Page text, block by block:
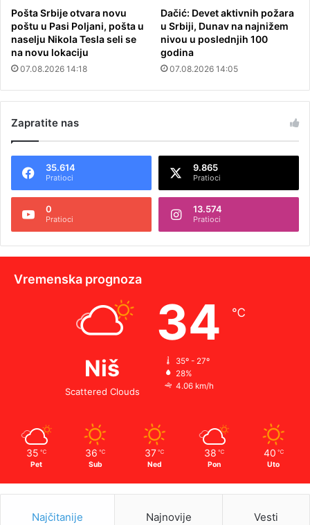
Pošta Srbije otvara novu
poštu u Pasi Poljani, pošta u
naselju Nikola Tesla seli se
na novu lokaciju
07.08.2026 14:18
Dačić: Devet aktivnih požara
u Srbiji, Dunav na najnižem
nivou u poslednjih 100
godina
07.08.2026 14:05
Zapratite nas
35.614
Pratioci
9.865
Pratioci
0
Pratioci
13.574
Pratioci
Vremenska prognoza
Niš
Scattered Clouds
34 ℃
35º - 27º
28%
4.06 km/h
35 ℃
Pet
36 ℃
Sub
37 ℃
Ned
38 ℃
Pon
40 ℃
Uto
Najčitanije Najnovije Vesti